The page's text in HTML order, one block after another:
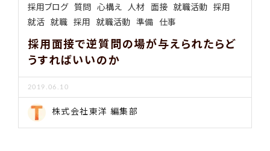
採用ブログ 質問 心構え 人材 面接 就職活動 採用
就活 就職 採用 就職活動 準備 仕事
採用面接で逆質問の場が与えられたらど
うすればいいのか
2019.06.10
株式会社東洋 編集部